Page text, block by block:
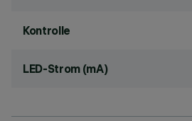
Kontrolle
LED-Strom (mA)